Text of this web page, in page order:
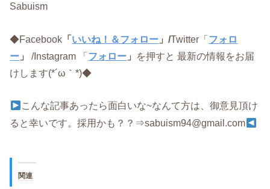
Sabuism
◆Facebook 「いいね！＆フォロー 」/Twitter「フォロ
ー 」/Instagram 「フォロー 」 を押すと 最新の情報をお届
けします(*´ω｀*)◆
こんな記事あったら面白いな~なんて方は、御意見頂け
ると幸いです。採用かも？？⇒sabuism94@gmail.com
関連